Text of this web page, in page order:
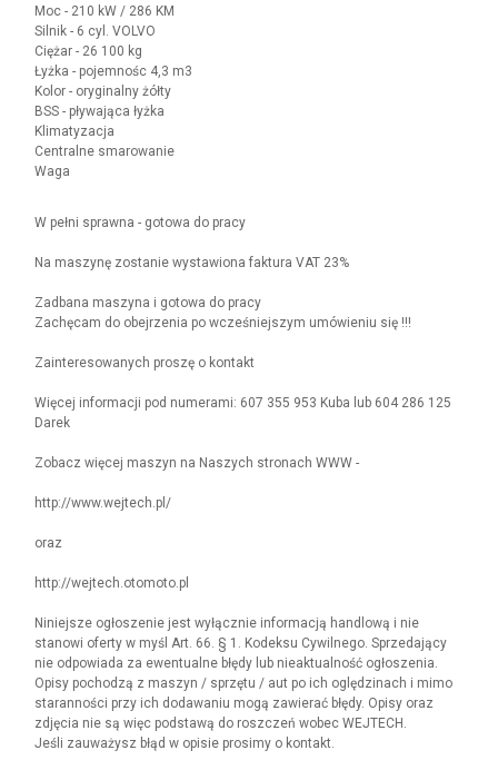
Moc - 210 kW / 286 KM
Silnik - 6 cyl. VOLVO
Ciężar - 26 100 kg
Łyżka - pojemnośc 4,3 m3
Kolor - oryginalny żółty
BSS - pływająca łyżka
Klimatyzacja
Centralne smarowanie
Waga
W pełni sprawna - gotowa do pracy
Na maszynę zostanie wystawiona faktura VAT 23%
Zadbana maszyna i gotowa do pracy
Zachęcam do obejrzenia po wcześniejszym umówieniu się !!!
Zainteresowanych proszę o kontakt
Więcej informacji pod numerami: 607 355 953 Kuba lub 604 286 125
Darek
Zobacz więcej maszyn na Naszych stronach WWW -
http://www.wejtech.pl/
oraz
http://wejtech.otomoto.pl
Niniejsze ogłoszenie jest wyłącznie informacją handlową i nie
stanowi oferty w myśl Art. 66. § 1. Kodeksu Cywilnego. Sprzedający
nie odpowiada za ewentualne błędy lub nieaktualność ogłoszenia.
Opisy pochodzą z maszyn / sprzętu / aut po ich oględzinach i mimo
staranności przy ich dodawaniu mogą zawierać błędy. Opisy oraz
zdjęcia nie są więc podstawą do roszczeń wobec WEJTECH.
Jeśli zauważysz błąd w opisie prosimy o kontakt.